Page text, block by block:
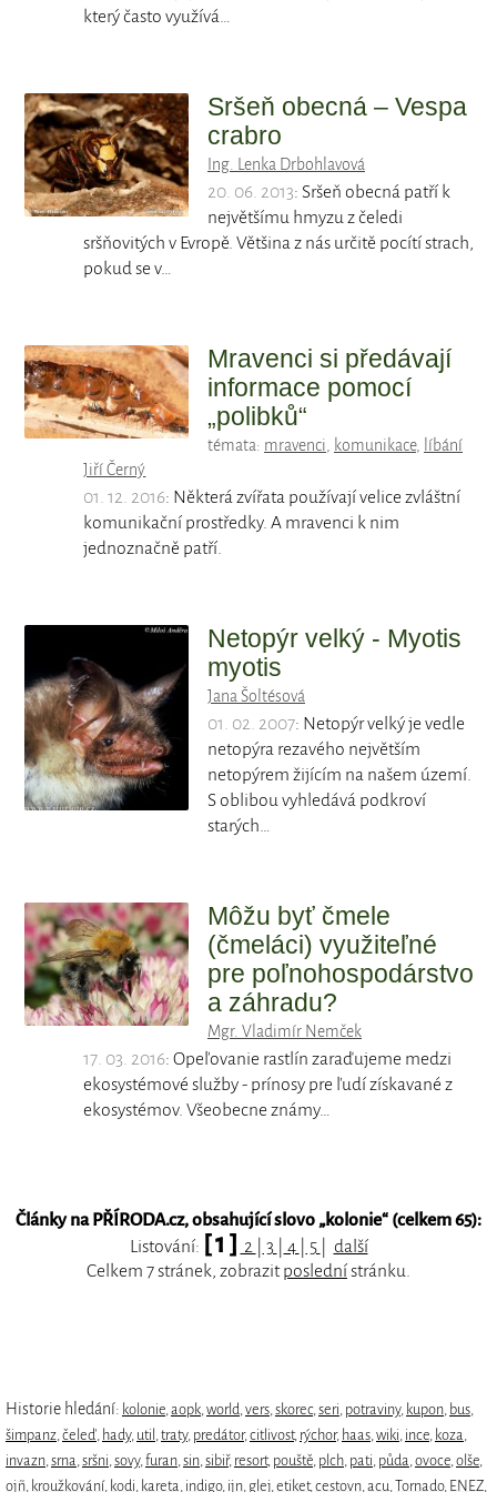
který často využívá…
Sršeň obecná – Vespa
crabro
Ing. Lenka Drbohlavová
20. 06. 2013: Sršeň obecná patří k
největšímu hmyzu z čeledi
sršňovitých v Evropě. Většina z nás určitě pocítí strach,
pokud se v…
Mravenci si předávají
informace pomocí
„polibků“
témata: mravenci, komunikace, líbání
Jiří Černý
01. 12. 2016: Některá zvířata používají velice zvláštní
komunikační prostředky. A mravenci k nim
jednoznačně patří.
Netopýr velký - Myotis
myotis
Jana Šoltésová
01. 02. 2007: Netopýr velký je vedle
netopýra rezavého největším
netopýrem žijícím na našem území.
S oblibou vyhledává podkroví
starých…
Môžu byť čmele
(čmeláci) využiteľné
pre poľnohospodárstvo
a záhradu?
Mgr. Vladimír Nemček
17. 03. 2016: Opeľovanie rastlín zaraďujeme medzi
ekosystémové služby - prínosy pre ľudí získavané z
ekosystémov. Všeobecne známy…
Články na PŘÍRODA.cz, obsahující slovo „kolonie“ (celkem 65):
Listování: [ 1 ] 2 3 4 5
další
Celkem 7 stránek, zobrazitposlednístránku.
Historie hledání: kolonie,aopk,world,vers,skorec,seri, potraviny, kupon, bus,
šimpanz,čeleď, hady, util ,traty, predátor,citlivost, rýchor, haas,wiki, ince, koza,
invazn,srna,sršni,sovy,furan,sin,sibiř, resort, pouště, plch, pati, půda,ovoce,olše,
ojñ, kroužkování, kodi, kareta, indigo, ijn, glej,etiket,cestovn,acu,Tornado, ENEZ,